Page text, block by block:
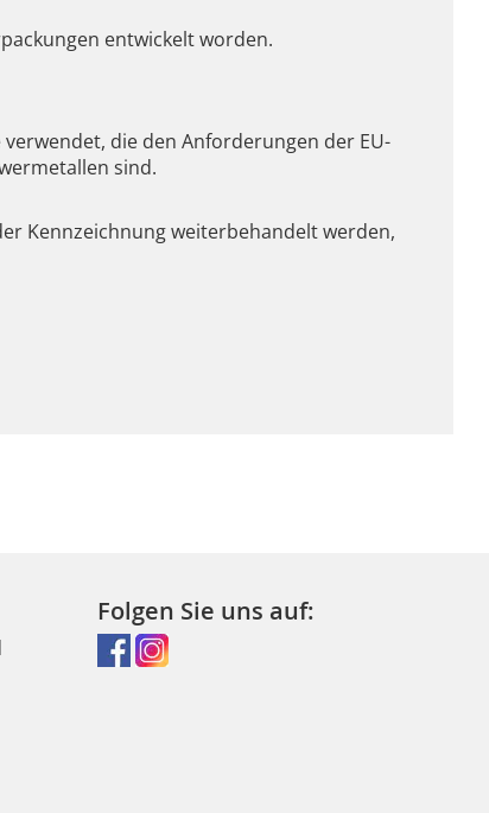
entwickelt worden.
die den Anforderungen der EU-
sind.
Kennzeichnung weiterbehandelt werden,
Folgen Sie uns auf: